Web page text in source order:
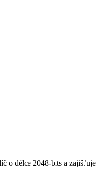
o délce 2048-bits a zajišťuje